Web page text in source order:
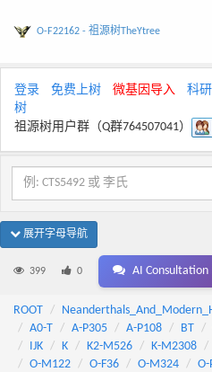
O-F22162 - 祖源树TheYtree
登录 免费上树 微基因导入 科研
树
祖源树用户群（Q群764507041）
展开字母导航
399 0 AI Consultation
ROOT
A0-T
A-P305 A-P108 BT
IJK
K K2-M526 K-M2308
O-M122
O-F36 O-M324 O-